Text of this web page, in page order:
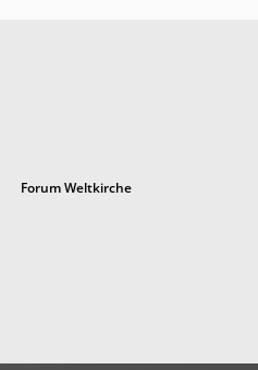
Forum Weltkirche